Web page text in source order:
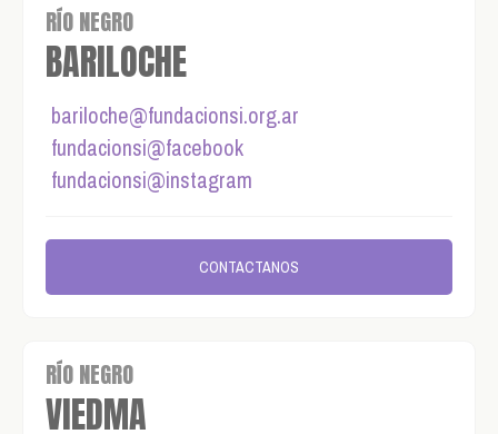
RÍO NEGRO
BARILOCHE
bariloche@fundacionsi.org.ar
fundacionsi@facebook
fundacionsi@instagram
CONTACTANOS
RÍO NEGRO
VIEDMA